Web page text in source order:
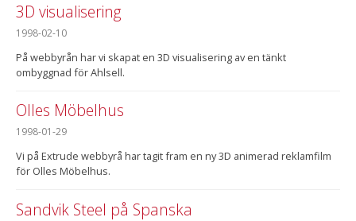
3D visualisering
1998-02-10
På webbyrån har vi skapat en 3D visualisering av en tänkt
ombyggnad för Ahlsell.
Olles Möbelhus
1998-01-29
Vi på Extrude webbyrå har tagit fram en ny 3D animerad reklamfilm
för Olles Möbelhus.
Sandvik Steel på Spanska